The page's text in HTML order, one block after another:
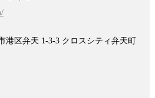
港区弁天 1-3-3 クロスシティ弁天町